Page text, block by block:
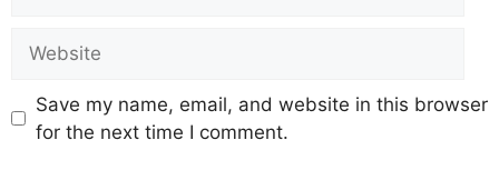
Save my name, email, and website in this browser
for the next time I comment.